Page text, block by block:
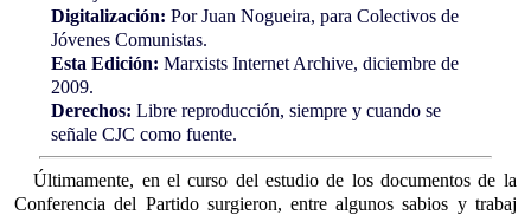
Digitalización: Por Juan Nogueira, para Colectivos de
Jóvenes Comunistas.
Esta Edición: Marxists Internet Archive, diciembre de
2009.
Derechos: Libre reproducción, siempre y cuando se
señale CJC como fuente.
Últimamente, en el curso del estudio de los documentos de la
Conferencia del Partido surgieron, entre algunos sabios y trabaj